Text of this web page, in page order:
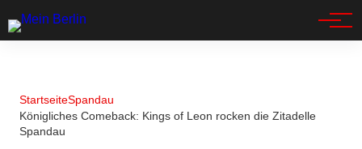
StartseiteSpandau
Königliches Comeback: Kings of Leon rocken die Zitadelle
Spandau